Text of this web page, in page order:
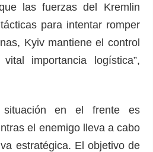
las fuerzas del Kremlin
para intentar romper
Kyiv mantiene el control
importancia logística”,
situación en el frente es
el enemigo lleva a cabo
estratégica. El objetivo de